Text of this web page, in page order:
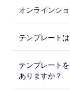
オンラインシ
テンプレート
テンプレート
ありますか？